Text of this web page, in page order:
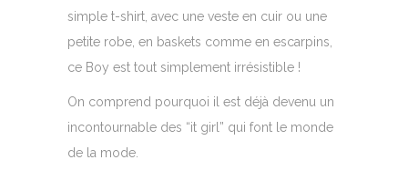
simple t-shirt, avec une veste en cuir ou une
petite robe, en baskets comme en escarpins,
ce Boy est tout simplement irrésistible !
On comprend pourquoi il est déjà devenu un
incontournable des “it girl” qui font le monde
de la mode.